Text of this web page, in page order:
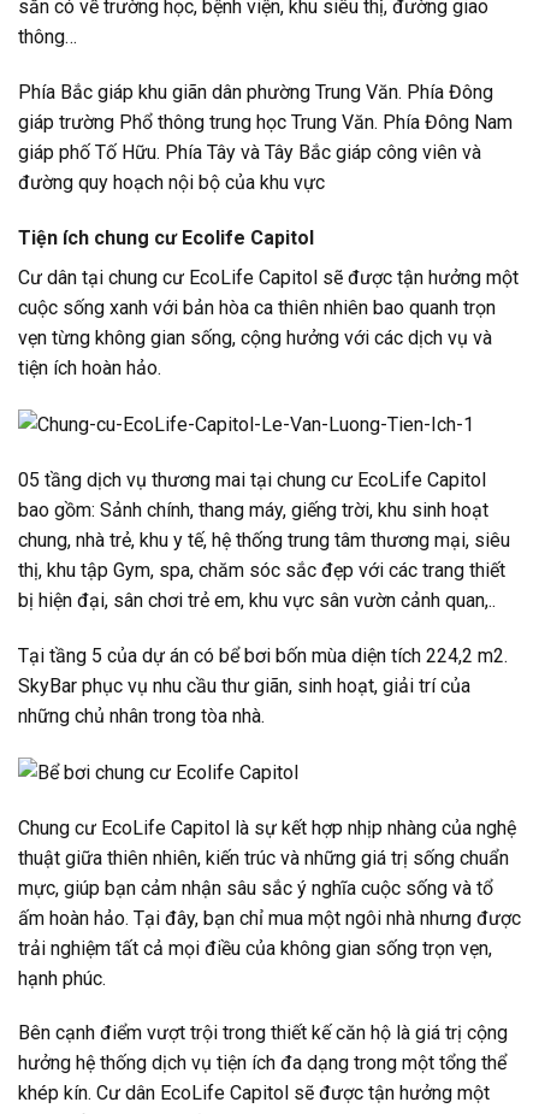
sẵn có về trường học, bệnh viện, khu siêu thị, đường giao
thông…
Phía Bắc giáp khu giãn dân phường Trung Văn. Phía Đông
giáp trường Phổ thông trung học Trung Văn. Phía Đông Nam
giáp phố Tố Hữu. Phía Tây và Tây Bắc giáp công viên và
đường quy hoạch nội bộ của khu vực
Tiện ích chung cư Ecolife Capitol
Cư dân tại chung cư EcoLife Capitol sẽ được tận hưởng một
cuộc sống xanh với bản hòa ca thiên nhiên bao quanh trọn
vẹn từng không gian sống, cộng hưởng với các dịch vụ và
tiện ích hoàn hảo.
05 tầng dịch vụ thương mai tại chung cư EcoLife Capitol
bao gồm: Sảnh chính, thang máy, giếng trời, khu sinh hoạt
chung, nhà trẻ, khu y tế, hệ thống trung tâm thương mại, siêu
thị, khu tập Gym, spa, chăm sóc sắc đẹp với các trang thiết
bị hiện đại, sân chơi trẻ em, khu vực sân vườn cảnh quan,..
Tại tầng 5 của dự án có bể bơi bốn mùa diện tích 224,2 m2.
SkyBar phục vụ nhu cầu thư giãn, sinh hoạt, giải trí của
những chủ nhân trong tòa nhà.
Chung cư EcoLife Capitol là sự kết hợp nhịp nhàng của nghệ
thuật giữa thiên nhiên, kiến trúc và những giá trị sống chuẩn
mực, giúp bạn cảm nhận sâu sắc ý nghĩa cuộc sống và tổ
ấm hoàn hảo. Tại đây, bạn chỉ mua một ngôi nhà nhưng được
trải nghiệm tất cả mọi điều của không gian sống trọn vẹn,
hạnh phúc.
Bên cạnh điểm vượt trội trong thiết kế căn hộ là giá trị cộng
hưởng hệ thống dịch vụ tiện ích đa dạng trong một tổng thể
khép kín. Cư dân EcoLife Capitol sẽ được tận hưởng một